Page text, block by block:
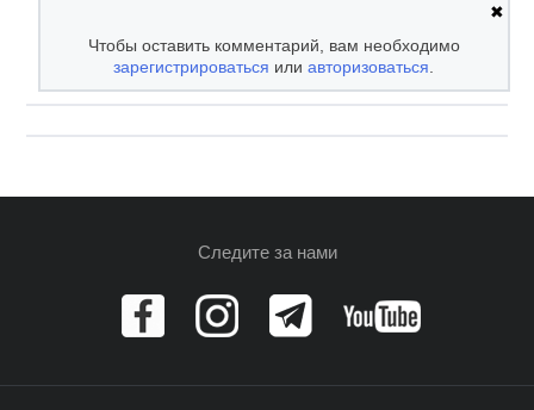
✖
Чтобы оставить комментарий, вам необходимо
зарегистрироваться илиавторизоваться
Следите за нами